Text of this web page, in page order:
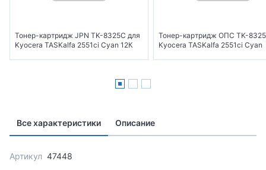
Тонер-картридж JPN TK-8325C для
Kyocera TASKalfa 2551ci Cyan 12К
Тонер-картридж ОПС TK-
Kyocera TASKalfa 2551ci Cyan
Все характеристики Описание
Артикул 47448